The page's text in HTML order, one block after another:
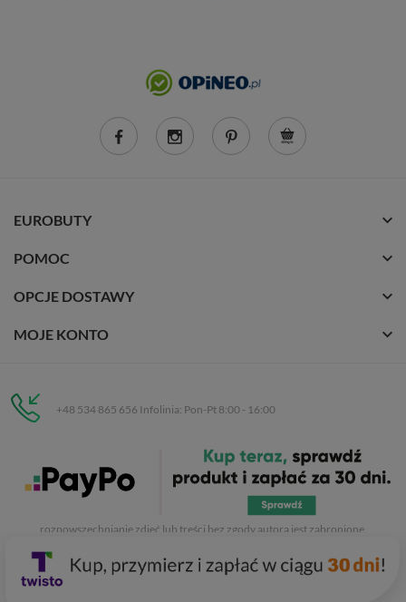
EUROBUTY
POMOC
OPCJE DOSTAWY
MOJE KONTO
+48 534 865 656 Infolinia: Pon-Pt 8:00 - 16:00
C.H. Respan, Rejtana 53a/250
35-326 Rzeszów
. Kopiowanie, przetwarzanie,
rozpowszechnianie zdjęć lub treści bez zgody autora jest zabronione.